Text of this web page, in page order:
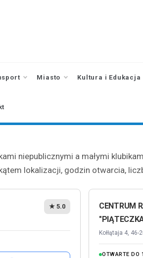
Miasto Kultura i Edukacja
niepublicznymi a małymi
lokalizacji, godzin otwarcia,
★ 5.0
CENTRUM
Kołłątaja 4,
OTWARTE DO